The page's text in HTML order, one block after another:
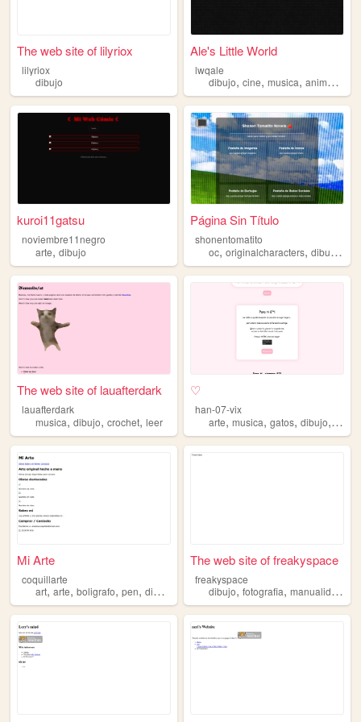
The web site of lilyriox
lilyriox
dibujo
Ale's Little World
lwqale
dibujo,cine,musica,animales
kuroi11gatsu
noviembre11negro
arte, dibujo
Página Sin Título
shonentomatito
oc,originalcharacters,dibujo ,
The web site of lauafterdark
lauafterdark
musica, dibujo, crochet, leer
♡
han-07-vix
arte,musica,gatos,dibujo,
Mi Arte
coquillarte
art, arte, boligrafo, pen, dibujo
The web site of freakyspace
freakyspace
dibujo,fotografia,manualidades